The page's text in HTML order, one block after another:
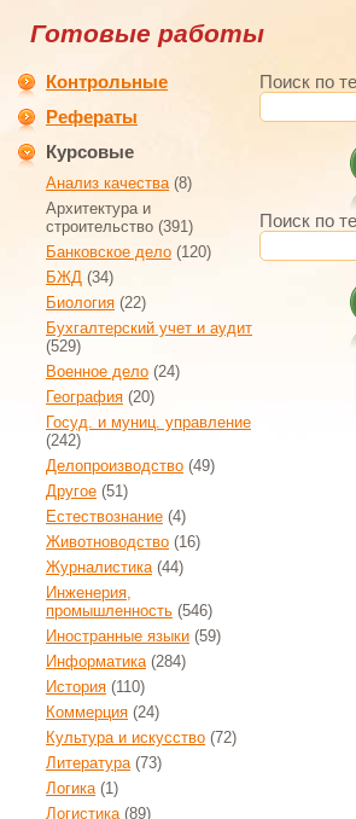
Готовые работы
Контрольные
Рефераты
Курсовые
Анализ качества(8)
Архитектура и
строительство (391)
Банковское дело (120)
БЖД (34)
Биология (22)
Бухгалтерский учет и аудит
(529)
Военное дело (24)
География (20)
Госуд. и муниц. управление
(242)
Делопроизводство (49)
Другое (51)
Естествознание (4)
Животноводство (16)
Журналистика(44)
Инженерия,
промышленность (546)
Иностранные языки (59)
Информатика(284)
История (110)
Коммерция (24)
Культура и искусство (72)
Литература(73)
Логика(1)
Логистика(89)
Поиск по
Поиск по